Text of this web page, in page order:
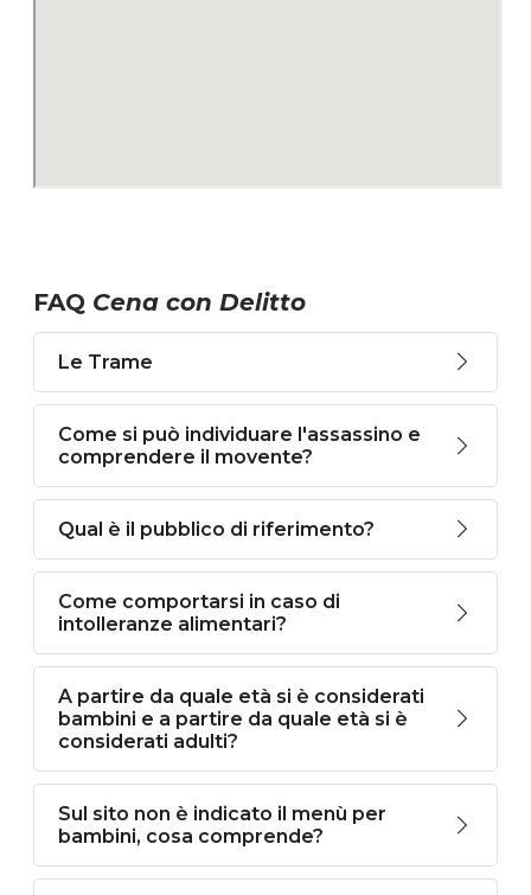
FAQ Cena con Delitto
Le Trame
Come si può individuare l'assassino e
comprendere il movente?
Qual è il pubblico di riferimento?
Come comportarsi in caso di
intolleranze alimentari?
A partire da quale età si è considerati
bambini e a partire da quale età si è
considerati adulti?
Sul sito non è indicato il menù per
bambini, cosa comprende?